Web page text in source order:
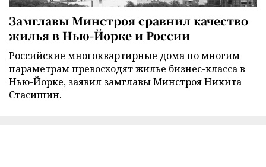
Замглавы Минстроя сравнил качество
жилья в Нью-Йорке и России
Российские многоквартирные дома по многим
параметрам превосходят жилье бизнес-класса в
Нью-Йорке, заявил замглавы Минстроя Никита
Стасишин.